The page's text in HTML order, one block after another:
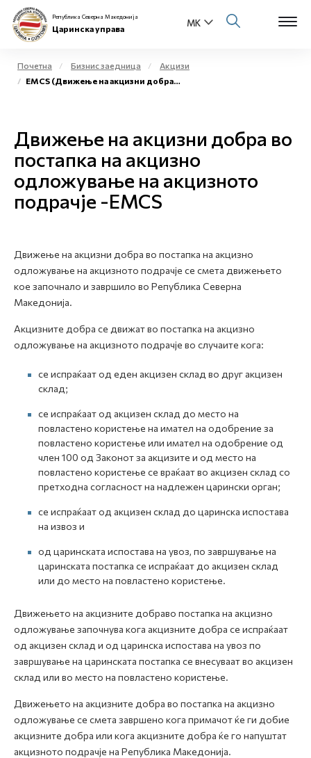
Физички лица
Бизнис заедница
Е-Царина
Контакт
Е-Весник
Република Северна Македонија
Царинска управа
Почетна Бизнис заедница
Акцизи
EMCS (Движење на акцизни добра во постапка на акцизно одложување на акцизното подрачје)
Движење на акцизни добра во
постапка на акцизно
одложување на акцизното
подрачје -EMCS
Движење на акцизни добра во постапка на акцизно
одложување на акцизното подрачје се смета движењето
кое започнало и завршило во Република Северна
Македонија.
Акцизните добра се движат во постапка на акцизно
одложување на акцизното подрачје во случаите кога:
се испраќаат од еден акцизен склад во друг акцизен
склад;
се испраќаат од акцизен склад до место на
повластено користење на имател на одобрение за
повластено користење или имател на одобрение од
член 100 од Законот за акцизите и од место на
повластено користење се враќаат во акцизен склад со
претходна согласност на надлежен царински орган;
се испраќаат од акцизен склад до царинска испостава
на извоз и
од царинската испостава на увоз, по завршување на
царинската постапка се испраќаат до акцизен склад
или до место на повластено користење.
Движењето на акцизните добраво постапка на акцизно
одложување започнува кога акцизните добра се испраќаат
од акцизен склад и од царинска испостава на увоз по
завршување на царинската постапка се внесуваат во акцизен
склад или во место на повластено користење.
Движењето на акцизните добра во постапка на акцизно
одложување се смета завршено кога примачот ќе ги добие
акцизните добра или кога акцизните добра ќе го напуштат
акцизното подрачје на Република Македонија.